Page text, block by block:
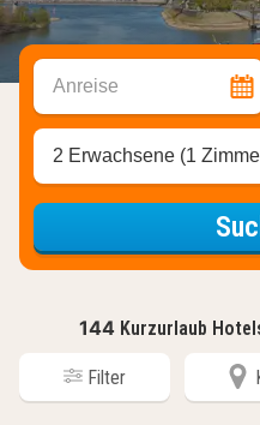
Anreise
2 Erwachsene (1
144 Kurzurlaub
Filter